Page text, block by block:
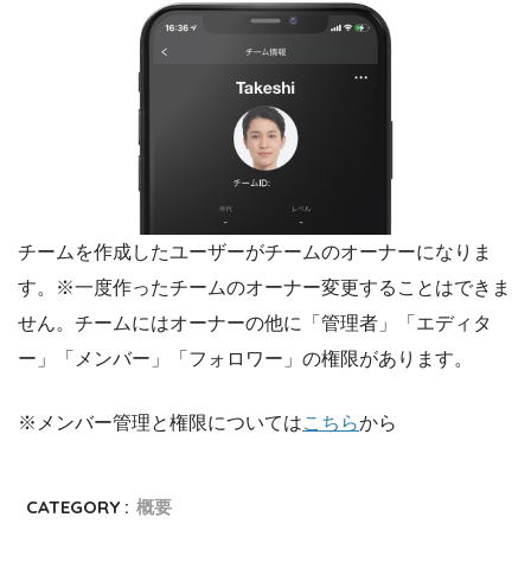
チームを作成したユーザーがチームのオーナーになりま
す。※一度作ったチームのオーナー変更することはできま
せん。チームにはオーナーの他に「管理者」「エディタ
ー」「メンバー」「フォロワー」の権限があります。
※メンバー管理と権限についてはこちらから
CATEGORY : 概要